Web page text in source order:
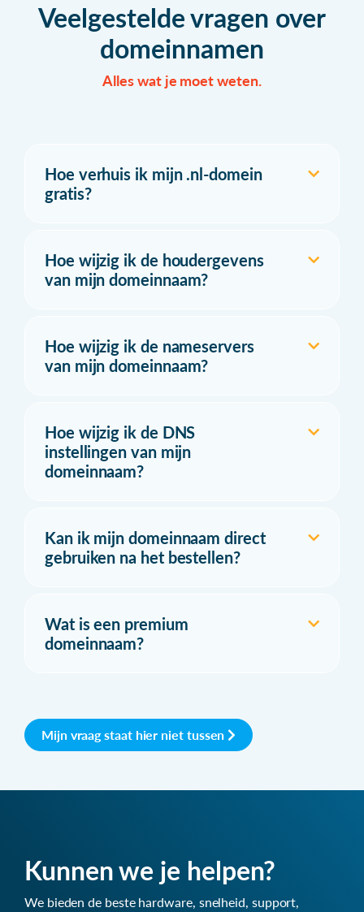
Veelgestelde vragen over
domeinnamen
Alles wat je moet weten.
Hoe verhuis ik mijn .nl-domein
gratis?
Hoe wijzig ik de houdergevens
van mijn domeinnaam?
Hoe wijzig ik de nameservers
van mijn domeinnaam?
Hoe wijzig ik de DNS
instellingen van mijn
domeinnaam?
Kan ik mijn domeinnaam direct
gebruiken na het bestellen?
Wat is een premium
domeinnaam?
Mijn vraag staat hier niet tussen
Kunnen we je helpen?
We bieden de beste hardware, snelheid, support,